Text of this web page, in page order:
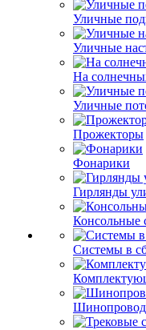
Уличные
Уличные
На
Уличные
Прожекторы
Фонарики
Гирлянды
Консольные
Системы в